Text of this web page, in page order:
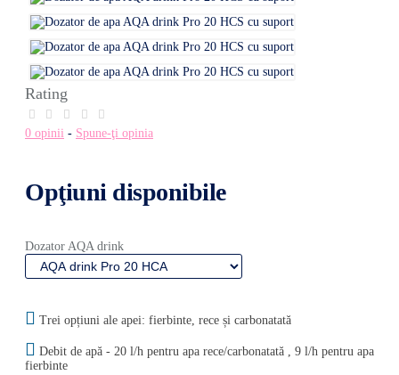
Trei opțiuni ale apei: fierbinte, rece și carbonatată
Debit de apă - 20 l/h pentru apa rece/carbonatată , 9 l/h pentru apa
fierbinte
Rating
0 opinii - Spune-ţi opinia
Opţiuni disponibile
Dozator AQA drink